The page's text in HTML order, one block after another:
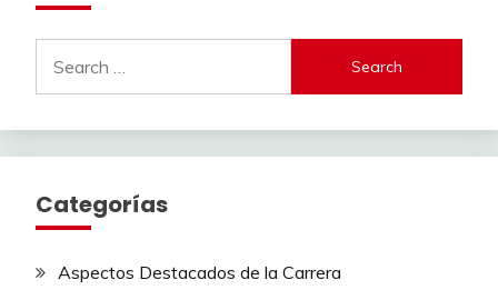
for:
Categorías
Aspectos Destacados de la Carrera